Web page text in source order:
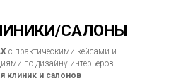
САЛОНЫ
с практическими кейсами и
по дизайну интерьеров
клиник и салонов